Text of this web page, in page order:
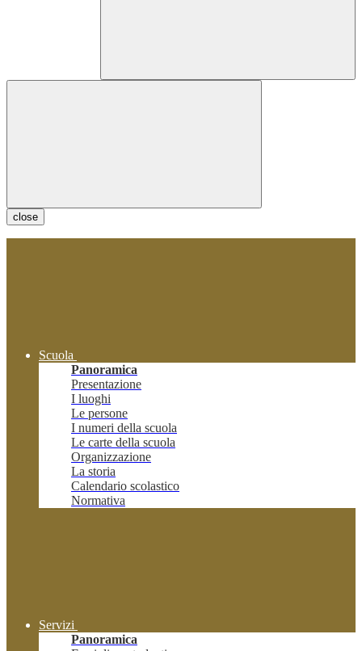
close
Scuola
Panoramica
Presentazione
I luoghi
Le persone
I numeri della scuola
Le carte della scuola
Organizzazione
La storia
Calendario scolastico
Normativa
Servizi
Panoramica